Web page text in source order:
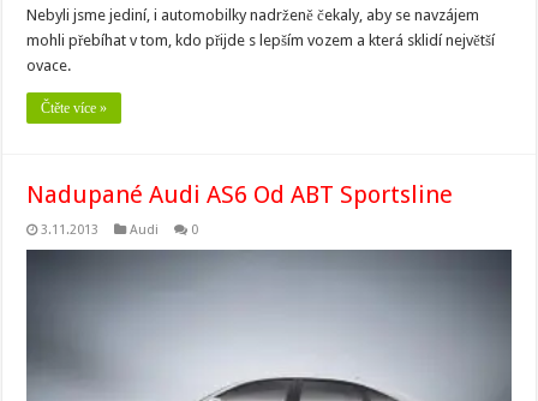
Nebyli jsme jediní, i automobilky nadrženě čekaly, aby se navzájem
mohli přebíhat v tom, kdo přijde s lepším vozem a která sklidí největší
ovace.
Čtěte více »
Nadupané Audi AS6 Od ABT Sportsline
3.11.2013 Audi 0